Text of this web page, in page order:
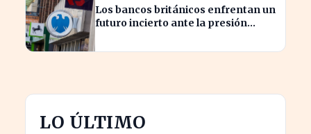
Los bancos británicos enfrentan un
futuro incierto ante la presión
LO ÚLTIMO